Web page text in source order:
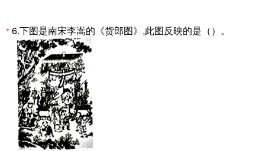
*6.下图是南宋李嵩的《货郎图》,此图反映的是（）。